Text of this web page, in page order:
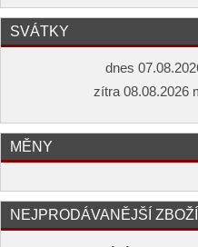
SVÁTKY
dnes
zítra 08.08.2026
MĚNY
NEJPRODÁVANĚJŠÍ ZBOŽÍ